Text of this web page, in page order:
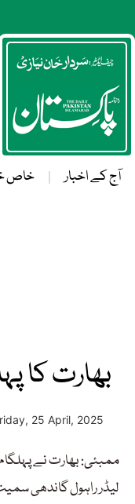
آج کے اخبار خاص
بھارت کا
25 April, 2025
ممبئی: بھارت نے
لیڈر راہول گاندھی